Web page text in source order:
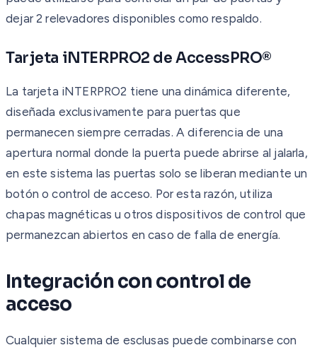
dejar 2 relevadores disponibles como respaldo.
Tarjeta iNTERPRO2 de AccessPRO®
La tarjeta iNTERPRO2 tiene una dinámica diferente,
diseñada exclusivamente para puertas que
permanecen siempre cerradas. A diferencia de una
apertura normal donde la puerta puede abrirse al jalarla,
en este sistema las puertas solo se liberan mediante un
botón o control de acceso. Por esta razón, utiliza
chapas magnéticas u otros dispositivos de control que
permanezcan abiertos en caso de falla de energía.
Integración con control de
acceso
Cualquier sistema de esclusas puede combinarse con